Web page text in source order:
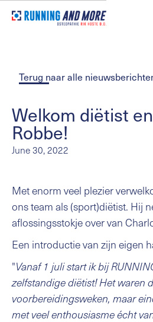
Terug naar alle
Welkom diëtist
Robbe!
June 30, 2022
Met enorm veel plezier
ons team als (sport)diëtist. Hij
aflossingsstokje over van
Een introductie van zijn eigen
"Vanaf 1 juli start ik bij
zelfstandige diëtist! Het waren
voorbereidingsweken, maar
met veel enthousiasme écht